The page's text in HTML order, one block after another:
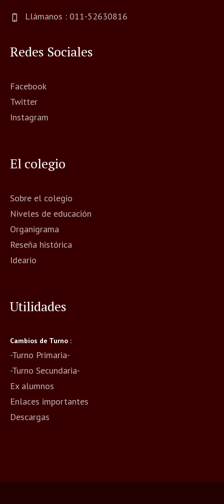
Llámanos : 011-52630816
Redes Sociales
Facebook
Twitter
Instagram
El colegio
Sobre el colegio
Niveles de educación
Organigrama
Reseña histórica
Ideario
Utilidades
Cambios de Turno :
-Turno Primaria-
-Turno Secundaria-
Ex alumnos
Enlaces importantes
Descargas